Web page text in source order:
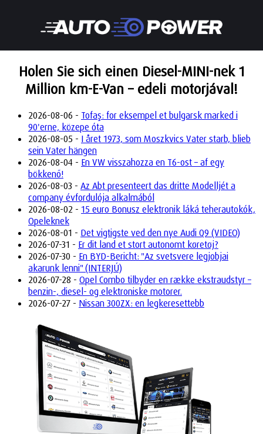
Holen Sie sich einen Diesel-MINI-nek 1
Million km-E-Van – edeli motorjával!
2026-08-06 - Tofaş: for eksempel et bulgarsk marked i
90'erne, közepe óta
2026-08-05 - I året 1973, som Moszkvics Vater starb, blieb
sein Vater hängen
2026-08-04 - En VW visszahozza en T6-ost – af egy
bökkenő!
2026-08-03 - Az Abt presenteert das dritte Modelljét a
company évfordulója alkalmából
2026-08-02 - 15 euro Bonusz elektronik láká teherautokók,
Opeleknek
2026-08-01 - Det vigtigste ved den nye Audi Q9 (VIDEO)
2026-07-31 - Er dit land et stort autonomt køretøj?
2026-07-30 - En BYD-Bericht: "Az svetsvere legjobjai
akarunk lenni" (INTERJÚ)
2026-07-28 - Opel Combo tilbyder en række ekstraudstyr –
benzin-, diesel- og elektroniske motorer.
2026-07-27 - Nissan 300ZX: en legkeresettebb